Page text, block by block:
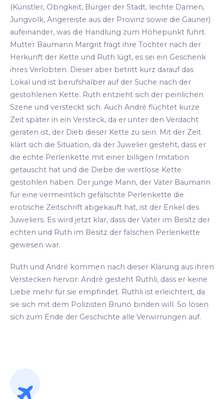
(Künstler, Obrigkeit, Bürger der Stadt, leichte Damen,
Jungvolk, Angereiste aus der Provinz sowie die Gauner)
aufeinander, was die Handlung zum Höhepunkt führt.
Mutter Baumann Margrit fragt ihre Tochter nach der
Herkunft der Kette und Ruth lügt, es sei ein Geschenk
ihres Verlobten. Dieser aber betritt kurz darauf das
Lokal und ist berufshalber auf der Suche nach der
gestohlenen Kette. Ruth entzieht sich der peinlichen
Szene und versteckt sich. Auch André flüchtet kurze
Zeit später in ein Versteck, da er unter den Verdacht
geraten ist, der Dieb dieser Kette zu sein. Mit der Zeit
klärt sich die Situation, da der Juwelier gesteht, dass er
die echte Perlenkette mit einer billigen Imitation
getauscht hat und die Diebe die wertlose Kette
gestohlen haben. Der junge Mann, der Vater Baumann
für eine vermeintlich gefälschte Perlenkette die
erotische Zeitschrift abgekauft hat, ist der Enkel des
Juweliers. Es wird jetzt klar, dass der Vater im Besitz der
echten und Ruth im Besitz der falschen Perlenkette
gewesen war.
Ruth und André kommen nach dieser Klärung aus ihren
Verstecken hervor. André gesteht Ruthli, dass er keine
Liebe mehr für sie empfindet. Ruthli ist erleichtert, da
sie sich mit dem Polizisten Bruno binden will. So lösen
sich zum Ende der Geschichte alle Verwirrungen auf.